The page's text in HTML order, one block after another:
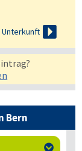
Unterkunft 
Bern
